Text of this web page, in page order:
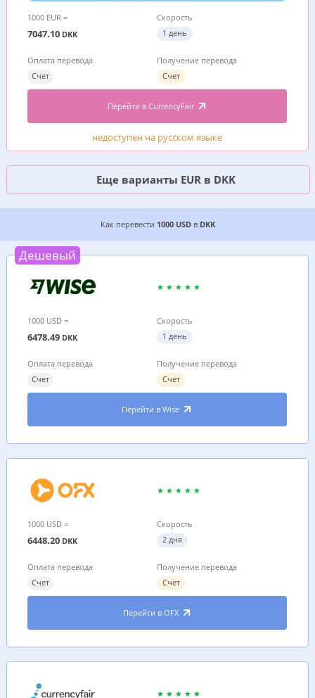
1000 EUR =
7047.10 DKK
Скорость
1 день
Оплата перевода
Счет
Получение перевода
Счет
Перейти в CurrencyFair
недоступен на русском языке
Еще варианты EUR в DKK
3 ДЕШЕВЫХ ВАРИАНТА, ГДЕ ВЫГОДНЕЕ
Как перевести 1000 USDв DKK
Дешевый
1000 USD =
6478.49 DKK
Скорость
1 день
Оплата перевода
Счет
Получение перевода
Счет
Перейти в Wise
1000 USD =
6448.20 DKK
Скорость
2 дня
Оплата перевода
Счет
Получение перевода
Счет
Перейти в OFX